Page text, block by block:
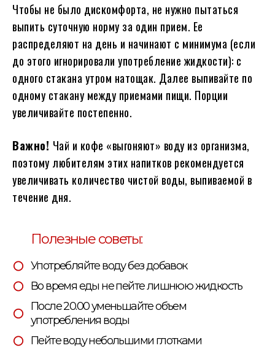
Чтобы не было дискомфорта, не нужно пытаться
выпить суточную норму за один прием. Ее
распределяют на день и начинают с минимума (если
до этого игнорировали употребление жидкости): с
одного стакана утром натощак. Далее выпивайте по
одному стакану между приемами пищи. Порции
увеличивайте постепенно.
Важно! Чай и кофе «выгоняют» воду из организма,
поэтому любителям этих напитков рекомендуется
увеличивать количество чистой воды, выпиваемой в
течение дня.
Полезные советы:
Употребляйте воду без добавок
Во время еды не пейте лишнюю жидкость
После 20.00 уменьшайте объем
употребления воды
Пейте воду небольшими глотками